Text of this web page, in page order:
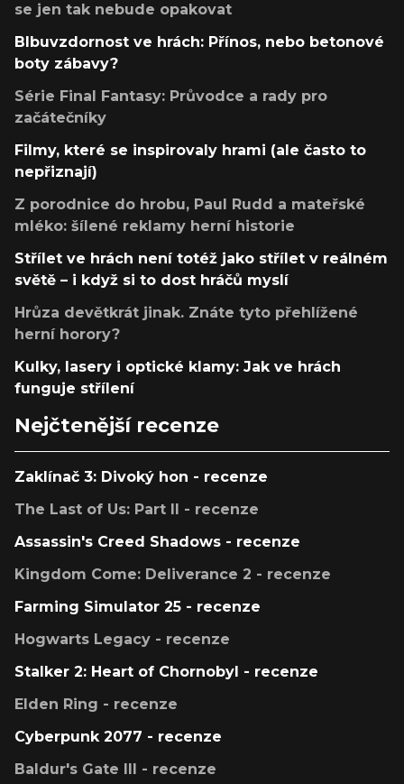
se jen tak nebude opakovat
Blbuvzdornost ve hrách: Přínos, nebo betonové
boty zábavy?
Série Final Fantasy: Průvodce a rady pro
začátečníky
Filmy, které se inspirovaly hrami (ale často to
nepřiznají)
Z porodnice do hrobu, Paul Rudd a mateřské
mléko: šílené reklamy herní historie
Střílet ve hrách není totéž jako střílet v reálném
světě – i když si to dost hráčů myslí
Hrůza devětkrát jinak. Znáte tyto přehlížené
herní horory?
Kulky, lasery i optické klamy: Jak ve hrách
funguje střílení
Nejčtenější recenze
Zaklínač 3: Divoký hon - recenze
The Last of Us: Part II - recenze
Assassin's Creed Shadows - recenze
Kingdom Come: Deliverance 2 - recenze
Farming Simulator 25 - recenze
Hogwarts Legacy - recenze
Stalker 2: Heart of Chornobyl - recenze
Elden Ring - recenze
Cyberpunk 2077 - recenze
Baldur's Gate III - recenze